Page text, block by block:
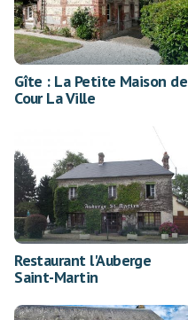
Gîte : La Petite Maison de
Cour La Ville
Restaurant l'Auberge
Saint-Martin